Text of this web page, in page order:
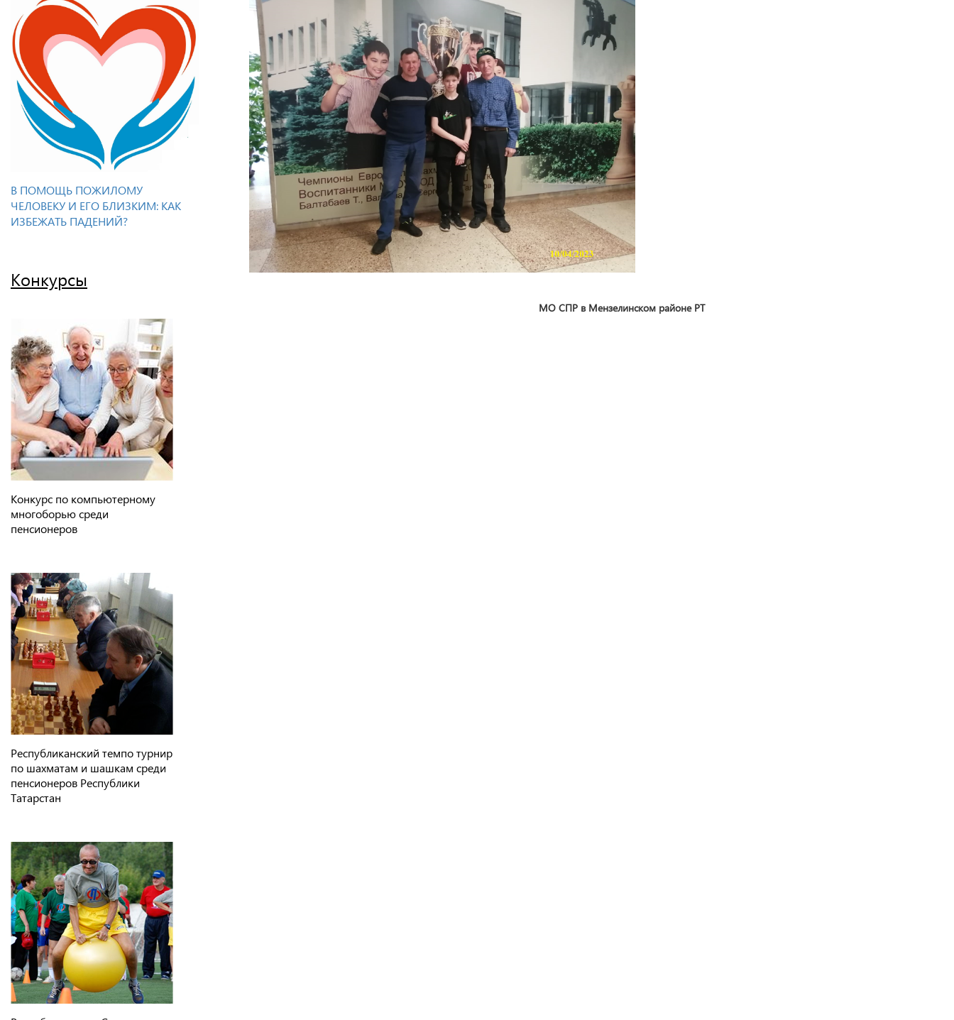
МО СПР в Мензелинском районе РТ
В ПОМОЩЬ ПОЖИЛОМУ
ЧЕЛОВЕКУ И ЕГО БЛИЗКИМ: КАК
ИЗБЕЖАТЬ ПАДЕНИЙ?
Конкурсы
Конкурс по компьютерному
многоборью среди
пенсионеров
Республиканский темпо турнир
по шахматам и шашкам среди
пенсионеров Республики
Татарстан